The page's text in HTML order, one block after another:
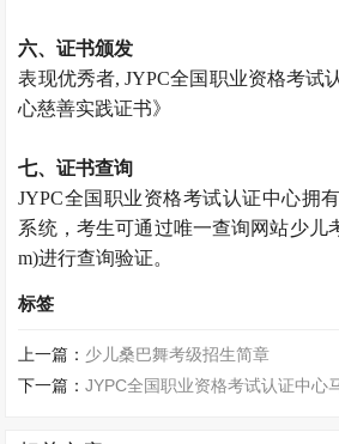
六、证书颁发
表现优秀者, JYPC全国职业资格考试
心慈善实践证书》
七、证书查询
JYPC全国职业资格考试认证中心拥
系统，考生可通过唯一查询网站少儿
m)进行查询验证。
标签
上一篇： 少儿桑巴舞考级招生简章
下一篇：JYPC全国职业资格考试认证中心